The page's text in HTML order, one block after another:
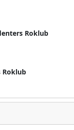
Roklub
Roklub